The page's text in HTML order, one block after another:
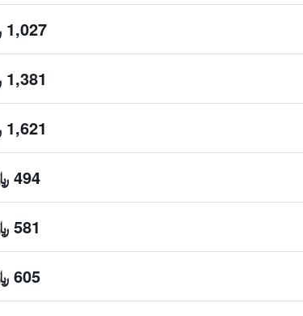
1,027 ﷼
1,381 ﷼
1,621 ﷼
494 ﷼
581 ﷼
605 ﷼